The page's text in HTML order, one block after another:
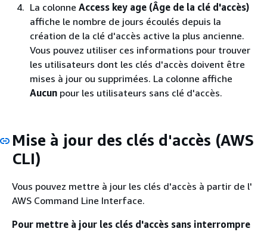
La colonne Access key age (Âge de la clé d'accès)
affiche le nombre de jours écoulés depuis la
création de la clé d'accès active la plus ancienne.
Vous pouvez utiliser ces informations pour trouver
les utilisateurs dont les clés d'accès doivent être
mises à jour ou supprimées. La colonne affiche
Aucun pour les utilisateurs sans clé d'accès.
Mise à jour des clés d'accès (AWS
CLI)
Vous pouvez mettre à jour les clés d'accès à partir de l'
AWS Command Line Interface.
Pour mettre à jour les clés d'accès sans interrompre